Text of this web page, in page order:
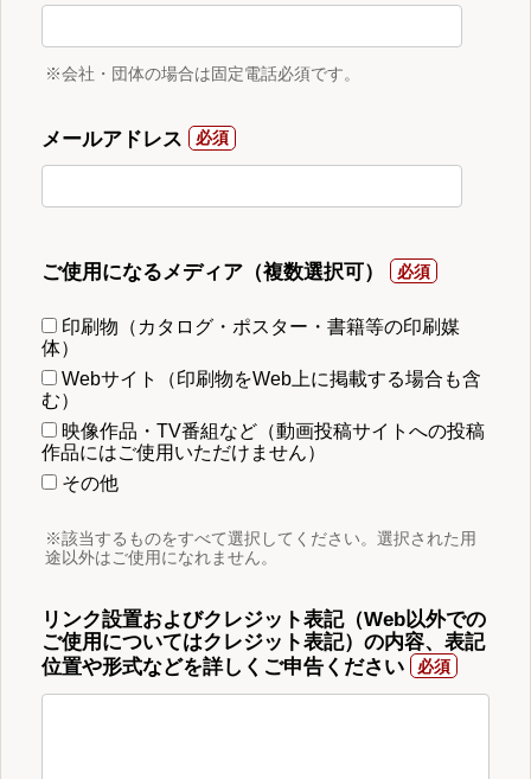
※会社・団体の場合は固定電話必須です。
メールアドレス
ご使用になるメディア（複数選択可）
印刷物（カタログ・ポスター・書籍等の印刷媒
体）
Webサイト（印刷物をWeb上に掲載する場合も含
む）
映像作品・TV番組など（動画投稿サイトへの投稿
作品にはご使用いただけません）
その他
※該当するものをすべて選択してください。選択された用
途以外はご使用になれません。
リンク設置およびクレジット表記（Web以外での
ご使用についてはクレジット表記）の内容、表記
位置や形式などを詳しくご申告ください